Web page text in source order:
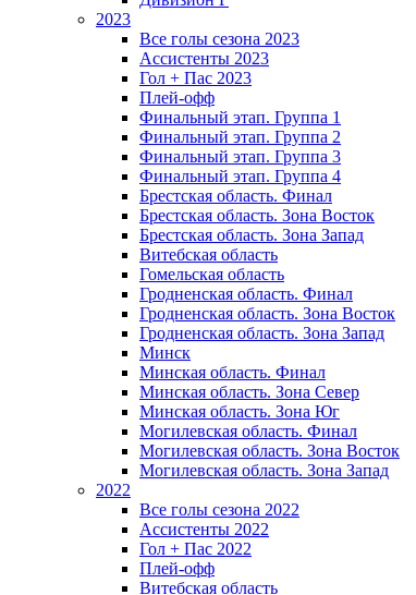
2023
Все голы сезона 2023
Ассистенты 2023
Гол + Пас 2023
Плей-офф
Финальный этап. Группа 1
Финальный этап. Группа 2
Финальный этап. Группа 3
Финальный этап. Группа 4
Брестская область. Финал
Брестская область. Зона Восток
Брестская область. Зона Запад
Витебская область
Гомельская область
Гродненская область. Финал
Гродненская область. Зона Восток
Гродненская область. Зона Запад
Минск
Минская область. Финал
Минская область. Зона Север
Минская область. Зона Юг
Могилевская область. Финал
Могилевская область. Зона Восток
Могилевская область. Зона Запад
2022
Все голы сезона 2022
Ассистенты 2022
Гол + Пас 2022
Плей-офф
Витебская область